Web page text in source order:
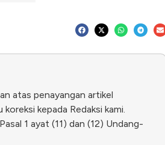
atas penayangan artikel
kepada Redaksi kami.
1 ayat (11) dan (12) Undang-